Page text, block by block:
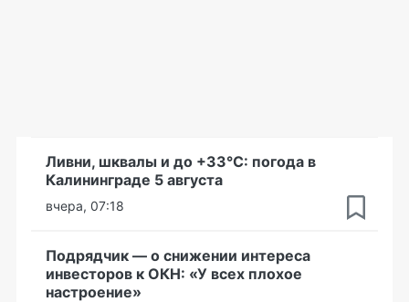
Ливни, шквалы и до +33°С: погода в
Калининграде 5 августа
вчера, 07:18
Подрядчик — о снижении интереса
инвесторов к ОКН: «У всех плохое
настроение»